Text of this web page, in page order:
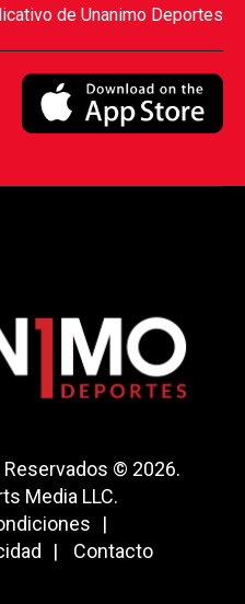
de Unanimo Deportes
© 2026.
Media LLC.
Contacto